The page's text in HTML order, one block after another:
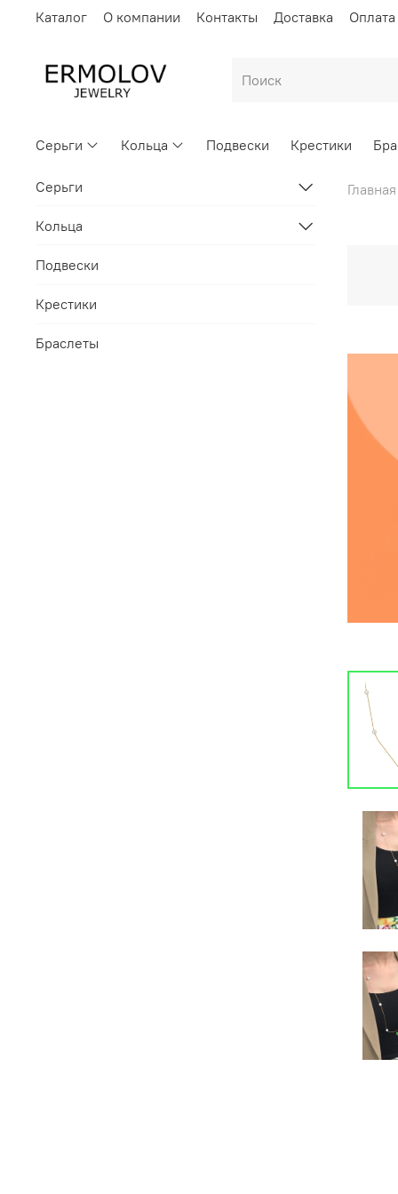
Каталог О компании Контакты Доставка Оплата
Серьги Кольца Подвески Крестики
Главная
Серьги
Кольца
Подвески
Крестики
Браслеты